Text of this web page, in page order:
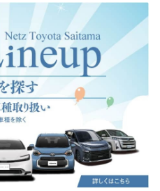
について
日を
ただきます。
つきましては通常通り営業